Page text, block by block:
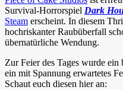
Survival-Horrorspiel Dark
Steam erscheint. In diesem
hochriskanter Raubüberfall
übernatürliche Wendung.
Zur Feier des Tages wurde
ein mit Spannung erwartetes
Schaut euch diesen hier an: